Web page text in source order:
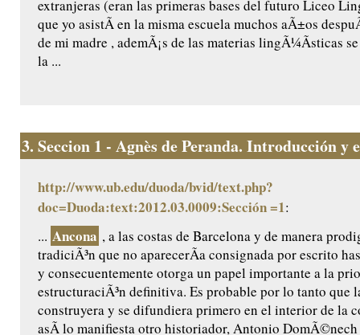
extranjeras (eran las primeras bases del futuro Liceo
que yo asistÃ­ en la misma escuela muchos aÃ±os
de mi madre , ademÃ¡s de las materias lingÃ¼Ã­sticas
la ...
3. Seccion 1 - Agnès de Peranda. Introducción y
http://www.ub.edu/duoda/bvid/text.php?
doc=Duoda:text:2012.03.0009:Sección =1:
... Ancona , a las costas de Barcelona y de manera
tradiciÃ³n que no aparecerÃ­a consignada por escrito
y consecuentemente otorga un papel importante a la
estructuraciÃ³n definitiva. Es probable por lo tanto que
construyera y se difundiera primero en el interior de la
asÃ­ lo manifiesta otro historiador, Antonio DomÃ©nech